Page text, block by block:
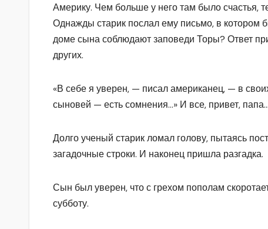
Америку. Чем больше у него там было счастья,
Однажды старик послал ему письмо, в котором
доме сына соблюдают за­поведи Торы? Ответ
других.
«В себе я уверен, — писал американец, — в
сыновей — есть сомнения…» И все, привет, папа…
Долго ученый старик ломал голову, пытаясь
загадочные строки. И наконец пришла разгадка.
Сын был уверен, что с грехом пополам
субботу.